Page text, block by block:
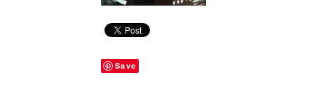
Save